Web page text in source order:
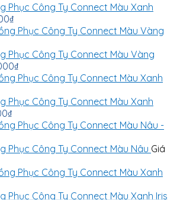
Phục Công Ty Connect Màu Xanh
₫
Phục Công Ty Connect Màu Vàng
₫
Phục Công Ty Connect Màu Xanh
₫
Phục Công Ty Connect Màu Nâu Giá
Phục Công Ty Connect Màu Xanh Iris